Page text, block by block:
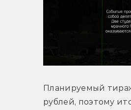
Планируемый
рублей, поэтому